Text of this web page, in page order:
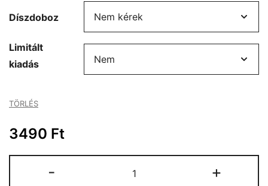
Díszdoboz
Limitált
kiadás
TÖRLÉS
3490 Ft
-
Voorhees
+